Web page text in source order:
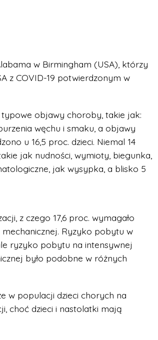
w Birmingham (USA), którzy
z COVID-19 potwierdzonym w
typowe objawy choroby, takie jak:
węchu i smaku, a objawy
u 16,5 proc. dzieci. Niemal 14
jak nudności, wymioty, biegunka,
jak wysypka, a blisko 5
z czego 17,6 proc. wymagało
Ryzyko pobytu w
ryzyko pobytu na intensywnej
było podobne w różnych
w populacji dzieci chorych na
choć dzieci i nastolatki mają